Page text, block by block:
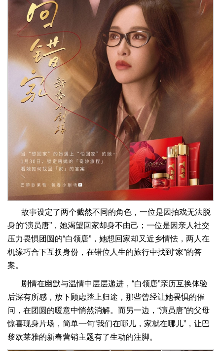
故事设定了两个截然不同的角色，一位是因拍戏无法脱
身的“演员唐”，她渴望回家却身不由己；一位是因亲人社交
压力畏惧团圆的“白领唐”，她想回家却又近乡情怯，两人在
机缘巧合下互换身份，在错位人生的旅行中找到“家”的答
案。
剧情在幽默与温情中层层递进，“白领唐”亲历互换体验
后深有所感，放下顾虑踏上归途，那些曾经让她畏惧的催
问，在团圆的暖意中悄然消解。而另一边，“演员唐”的父母
惊喜现身片场，简单一句“我们在哪儿，家就在哪儿”，让巴
黎欧莱雅的新春营销主题有了生动的注脚。